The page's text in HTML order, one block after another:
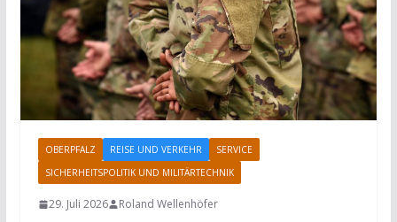
OBERPFALZ REISE UND VERKEHR
SERVICE
SICHERHEITSPOLITIK UND MILITÄRTECHNIK
29. Juli 2026 Roland Wellenhöfer